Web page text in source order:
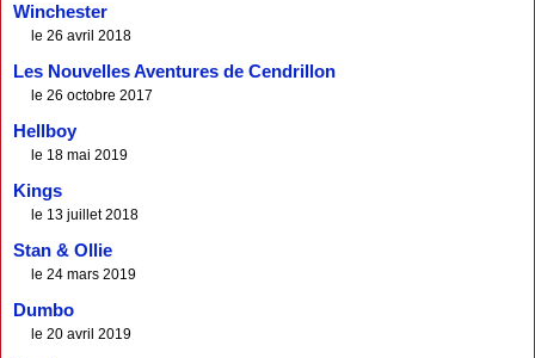
Winchester
le 26 avril 2018
Les Nouvelles Aventures de Cendrillon
le 26 octobre 2017
Hellboy
le 18 mai 2019
Kings
le 13 juillet 2018
Stan & Ollie
le 24 mars 2019
Dumbo
le 20 avril 2019